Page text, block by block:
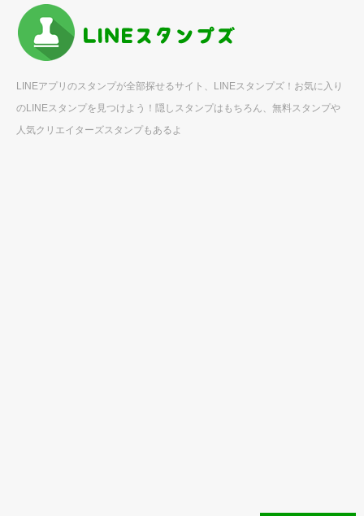
LINEアプリのスタンプが全部探せるサイト、LINEスタンプズ！お気に入り
のLINEスタンプを見つけよう！隠しスタンプはもちろん、無料スタンプや
人気クリエイターズスタンプもあるよ